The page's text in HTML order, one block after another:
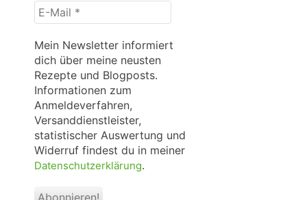
E-
Mail
*
Mein Newsletter informiert
dich über meine neusten
Rezepte und Blogposts.
Informationen zum
Anmeldeverfahren,
Versanddienstleister,
statistischer Auswertung und
Widerruf findest du in meiner
Datenschutzerklärung.